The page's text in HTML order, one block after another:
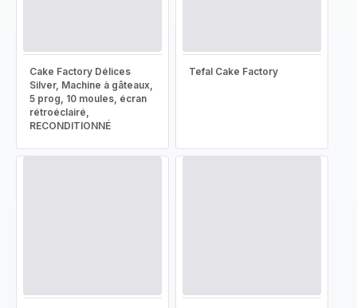
Cake Factory Délices
Silver, Machine à gâteaux,
5 prog, 10 moules, écran
rétroéclairé,
RECONDITIONNÉ
Tefal Cake Factory